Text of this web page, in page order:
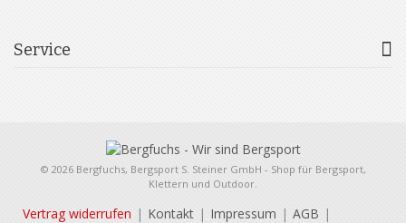
Service
© 2026 Bergfuchs, Bergsport S. Steiner GmbH - Shop für Bergsport,
Klettern und Outdoor.
Vertrag widerrufen Kontakt Impressum
AGB